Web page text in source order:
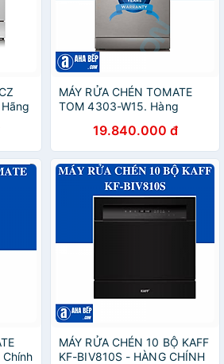
MÁY RỬA CHÉN TOMATE
TOM 4303-W15. Hàng
19.840.000 đ
MÁY RỬA CHÉN 10 BỘ KAFF
KF-BIV810S - HÀNG CHÍNH